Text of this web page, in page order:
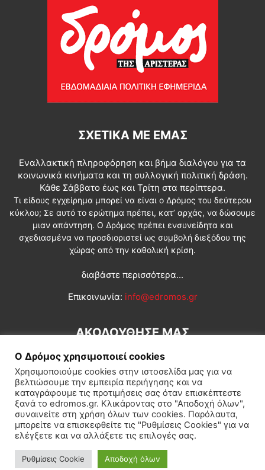
ΣΧΕΤΙΚΆ ΜΕ ΕΜΆΣ
Εναλλακτική πληροφόρηση και βήμα διαλόγου για τα
κοινωνικά κινήματα και τη συλλογική πολιτική δράση.
Κάθε Σάββατο έως και Τρίτη στα περίπτερα.
Τι είδους εγχείρημα μπορεί να είναι ο Δρόμος του δεύτερου
κύκλου; Σε αυτό το ερώτημα πρέπει, κατ’ αρχάς, να δώσουμε
μιαν απάντηση. Ο Δρόμος πρέπει ενσυνείδητα και
σχεδιασμένα να προσδιοριστεί ως συμβολή διεξόδου της
χώρας από την καθολική κρίση.
διαβάστε περισσότερα...
Επικοινωνία: info@edromos.gr
ΑΚΟΛΟΥΘΗΣΕ ΜΑΣ
Εγγραφή συνδρομητή Πολιτική Διεθνή Κοινωνία
Πολιτισμός Αφιερώματα
Ο Δρόμος χρησιμοποιεί cookies
Χρησιμοποιούμε cookies στην ιστοσελίδα μας για να
βελτιώσουμε την εμπειρία περιήγησης και να
καταγράφουμε τις προτιμήσεις σας όταν επισκέπτεστε
ξανά το edromos.gr. Κλικάροντας στο "Αποδοχή όλων",
συναινείτε στη χρήση όλων των cookies. Παρόλαυτα,
μπορείτε να επισκεφθείτε τις "Ρυθμίσεις Cookies" για να
ελέγξετε και να αλλάξετε τις επιλογές σας.
Ρυθμίσεις Cookie Αποδοχή όλων